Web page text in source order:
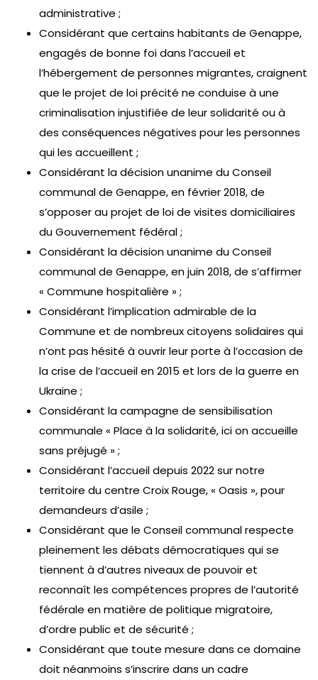
administrative ;
Considérant que certains habitants de Genappe,
engagés de bonne foi dans l’accueil et
l’hébergement de personnes migrantes, craignent
que le projet de loi précité ne conduise à une
criminalisation injustifiée de leur solidarité ou à
des conséquences négatives pour les personnes
qui les accueillent ;
Considérant la décision unanime du Conseil
communal de Genappe, en février 2018, de
s’opposer au projet de loi de visites domiciliaires
du Gouvernement fédéral ;
Considérant la décision unanime du Conseil
communal de Genappe, en juin 2018, de s’affirmer
« Commune hospitalière » ;
Considérant l’implication admirable de la
Commune et de nombreux citoyens solidaires qui
n’ont pas hésité à ouvrir leur porte à l’occasion de
la crise de l’accueil en 2015 et lors de la guerre en
Ukraine ;
Considérant la campagne de sensibilisation
communale « Place à la solidarité, ici on accueille
sans préjugé » ;
Considérant l’accueil depuis 2022 sur notre
territoire du centre Croix Rouge, « Oasis », pour
demandeurs d’asile ;
Considérant que le Conseil communal respecte
pleinement les débats démocratiques qui se
tiennent à d’autres niveaux de pouvoir et
reconnaît les compétences propres de l’autorité
fédérale en matière de politique migratoire,
d’ordre public et de sécurité ;
Considérant que toute mesure dans ce domaine
doit néanmoins s’inscrire dans un cadre